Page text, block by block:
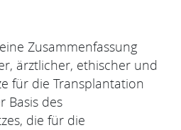
Zusammenfassung
ärztlicher, ethischer und
für die Transplantation
Basis des
die für die